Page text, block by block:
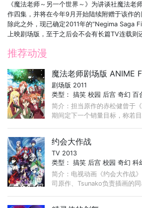
《魔法老师～另一个世界～》为讲谈社魔法老
作四集，并将在今年9月开始陆续附赠于该作的
除此之外，现已确定2011年的“Negima Saga
上映剧场版，至于之后会不会有长篇TV连载则
推荐动漫
魔法老师剧场版 ANIME
剧场版 2011
类型：搞笑 校园 后宫 奇幻 百
简介：担当原作的赤松健曾于
期间定下一个销量目标，称若
约会大作战
TV 2013
类型：搞笑 后宫 校园 奇幻 科
简介：电视动画《约会大作战
司原作、Tsunako负责插画的